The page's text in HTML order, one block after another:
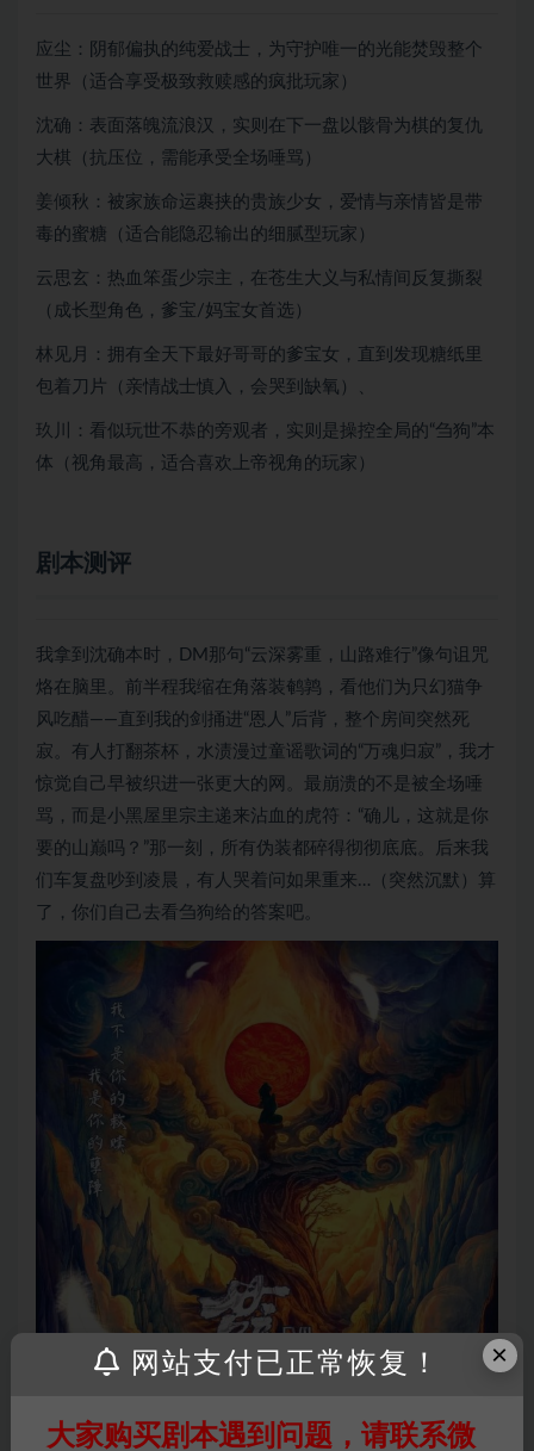
应尘：阴郁偏执的纯爱战士，为守护唯一的光能焚毁整个
世界（适合享受极致救赎感的疯批玩家）
沈确：表面落魄流浪汉，实则在下一盘以骸骨为棋的复仇
大棋（抗压位，需能承受全场唾骂）
姜倾秋：被家族命运裹挟的贵族少女，爱情与亲情皆是带
毒的蜜糖（适合能隐忍输出的细腻型玩家）
云思玄：热血笨蛋少宗主，在苍生大义与私情间反复撕裂
（成长型角色，爹宝/妈宝女首选）
林见月：拥有全天下最好哥哥的爹宝女，直到发现糖纸里
包着刀片（亲情战士慎入，会哭到缺氧）、
玖川：看似玩世不恭的旁观者，实则是操控全局的“刍狗”本
体（视角最高，适合喜欢上帝视角的玩家）
剧本测评
我拿到沈确本时，DM那句“云深雾重，山路难行”像句诅咒
烙在脑里。前半程我缩在角落装鹌鹑，看他们为只幻猫争
风吃醋——直到我的剑捅进“恩人”后背，整个房间突然死
寂。有人打翻茶杯，水渍漫过童谣歌词的“万魂归寂”，我才
惊觉自己早被织进一张更大的网。最崩溃的不是被全场唾
骂，而是小黑屋里宗主递来沾血的虎符：“确儿，这就是你
要的山巅吗？”那一刻，所有伪装都碎得彻彻底底。后来我
们车复盘吵到凌晨，有人哭着问如果重来…（突然沉默）算
了，你们自己去看刍狗给的答案吧。
×
网站支付已正常恢复！
大家购买剧本遇到问题，请联系微